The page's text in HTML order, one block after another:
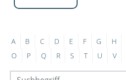
A B C D E F G H
O
P Q R S T U V